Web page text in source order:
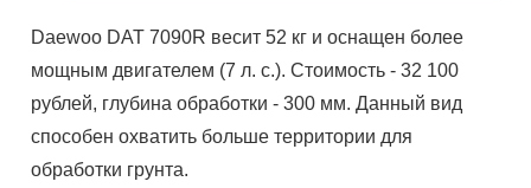
Daewoo DAT 7090R весит 52 кг и оснащен более
мощным двигателем (7 л. с.). Стоимость - 32 100
рублей, глубина обработки - 300 мм. Данный вид
способен охватить больше территории для
обработки грунта.